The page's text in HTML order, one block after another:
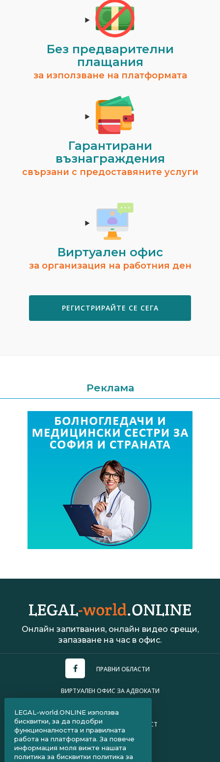
гр. Бургас
Временно не предлага услуги.
ВИЖ ПРОФИЛ
Георги Мишев
гр. София
ВИЖ ПРОФИЛ
Без предварителни
плащания
за използване на платформата
Гарантирани
възнаграждения
свързани с предоставяните услуги
Виртуален офис
за организация на работния ден
РЕГИСТРИРАЙТЕ СЕ СЕГА
Реклама
Онлайн запитвания, онлайн видео срещи,
запазване на час в офис.
ПРАВНИ ОБЛАСТИ
ВИРТУАЛЕН ОФИС ЗА АДВОКАТИ
ПОЛИТИКА ЗА ПОВЕРИТЕЛНОСТ
ЧЗВ ЗА КЛИЕНТИ
ЧЗВ ЗА АДВОКАТИ
LEGAL-world.ONLINE използва
бисквитки, за да подобри
функционалността и правилната
работа на платформата. За повече
информация моля вижте нашата
политика за бисквитки политика за